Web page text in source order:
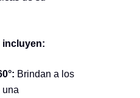
incluyen:
Brindan a los
una